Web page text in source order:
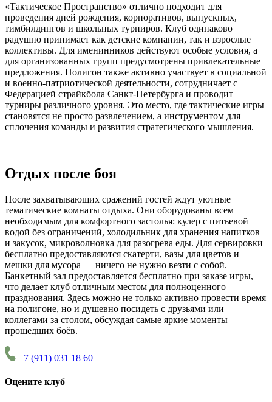
«Тактическое Пространство» отлично подходит для
проведения дней рождения, корпоративов, выпускных,
тимбилдингов и школьных турниров. Клуб одинаково
радушно принимает как детские компании, так и взрослые
коллективы. Для именинников действуют особые условия, а
для организованных групп предусмотрены привлекательные
предложения. Полигон также активно участвует в социальной
и военно-патриотической деятельности, сотрудничает с
Федерацией страйкбола Санкт-Петербурга и проводит
турниры различного уровня. Это место, где тактические игры
становятся не просто развлечением, а инструментом для
сплочения команды и развития стратегического мышления.
Отдых после боя
После захватывающих сражений гостей ждут уютные
тематические комнаты отдыха. Они оборудованы всем
необходимым для комфортного застолья: кулер с питьевой
водой без ограничений, холодильник для хранения напитков
и закусок, микроволновка для разогрева еды. Для сервировки
бесплатно предоставляются скатерти, вазы для цветов и
мешки для мусора — ничего не нужно везти с собой.
Банкетный зал предоставляется бесплатно при заказе игры,
что делает клуб отличным местом для полноценного
празднования. Здесь можно не только активно провести время
на полигоне, но и душевно посидеть с друзьями или
коллегами за столом, обсуждая самые яркие моменты
прошедших боёв.
+7 (911) 031 18 60
Оцените клуб